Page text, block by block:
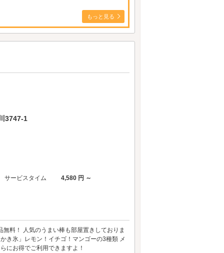
もっと見る
3747-1
サービスタイム
4,580 円 ～
料！ 人気のうまい棒も部屋置きしておりま
き氷」レモン！イチゴ！マンゴーの3種類 メ
にお得でご利用できますよ！